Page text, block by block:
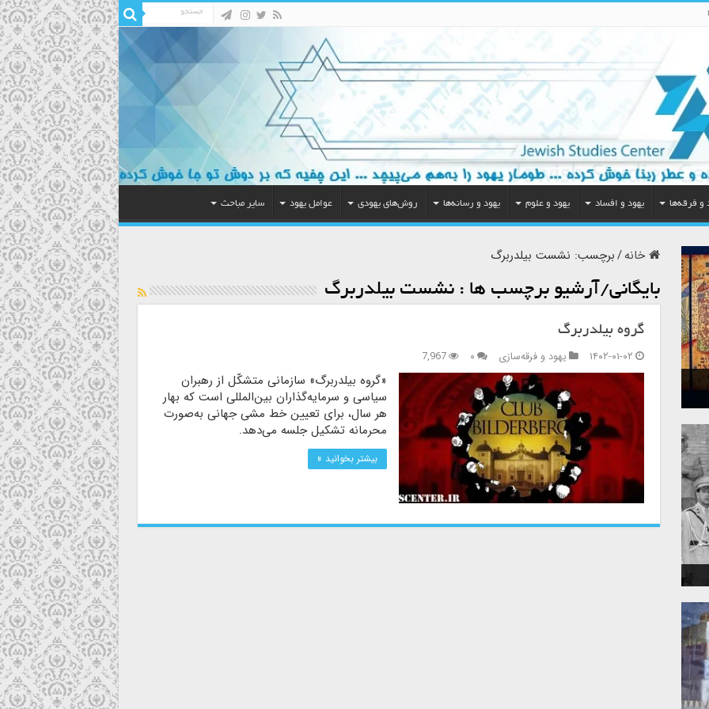
و فرقه‌ها یهود و افساد یهود و علوم یهود و رسانه‌ها روش‌های یهودی عوامل یهود سایر مباحث
خانه/برچسب: نشست بیلدربرگ
بایگانی/آرشیو برچسب ها :نشست بیلدربرگ
گروه بیلدربرگ
۱۴۰۲-۰۱-۰۲
یهود و فرقه‌سازی ۰ 7,967
«گروه بیلدربرگ» سازمانی متشکّل از رهبران
سیاسی و سرمایه‌گذاران بین‌المللی است که بهار
هر سال، برای تعیین خط مشی جهانی به‌صورت
محرمانه تشکیل جلسه می‌دهد.
بیشتر بخوانید »